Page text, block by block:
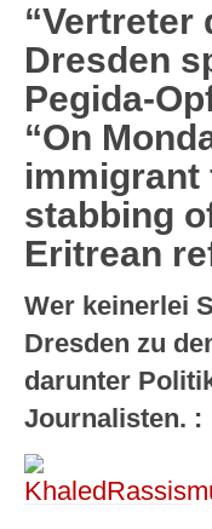
“Vertreter
Dresden
Pegida-
“On
immigrant
stabbing
Eritrean
Wer keinerlei
Dresden zu
darunter
Journalisten. :